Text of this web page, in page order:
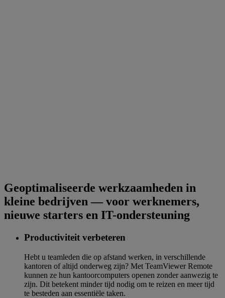
Geoptimaliseerde werkzaamheden in
kleine bedrijven — voor werknemers,
nieuwe starters en IT-ondersteuning
Productiviteit verbeteren
Hebt u teamleden die op afstand werken, in verschillende
kantoren of altijd onderweg zijn? Met TeamViewer Remote
kunnen ze hun kantoorcomputers openen zonder aanwezig te
zijn. Dit betekent minder tijd nodig om te reizen en meer tijd
te besteden aan essentiële taken.